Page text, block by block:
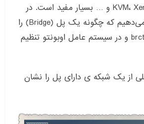
KVM، و … بسیار مفید است. در
که چگونه یک پل (Bridge)
را
و در سیستم عامل اوبونتو تنظیم
از یک شبکه ی دارای پل را نشان